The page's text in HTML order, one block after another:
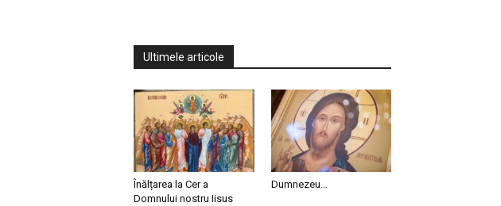
Ultimele articole
Înălțarea la Cer a
Domnului nostru Iisus
Dumnezeu…